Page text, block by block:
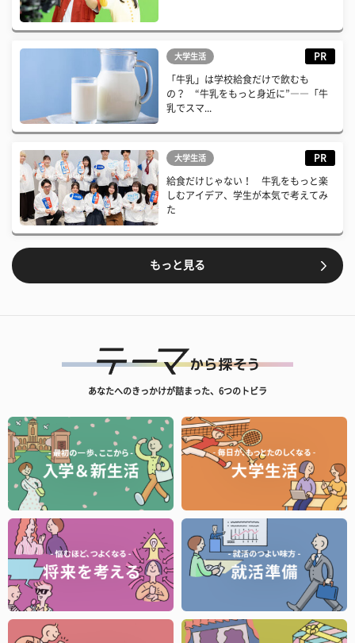
大学生活 PR
「牛乳」は学校給食だけで飲むも
の？ “牛乳をもっと身近に”――「牛
乳でスマ...
大学生活 PR
給食だけじゃない！ 牛乳をもっと楽
しむアイデア、学生が本気で考えてみ
た
もっと見る
あなたへのきっかけが詰まった、6つのトビラ